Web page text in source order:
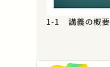
1-1 講義の概要